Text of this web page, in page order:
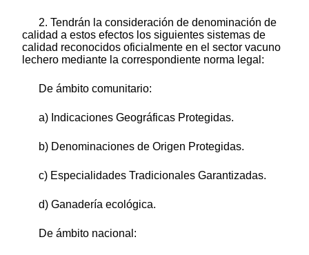
2. Tendrán la consideración de denominación de
calidad a estos efectos los siguientes sistemas de
calidad reconocidos oficialmente en el sector vacuno
lechero mediante la correspondiente norma legal:
De ámbito comunitario:
a) Indicaciones Geográficas Protegidas.
b) Denominaciones de Origen Protegidas.
c) Especialidades Tradicionales Garantizadas.
d) Ganadería ecológica.
De ámbito nacional: